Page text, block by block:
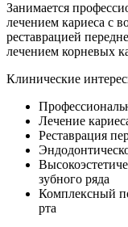
Занимается
лечением кариеса с
реставрацией
лечением корневых
Клинические
Лечение
Реставрация
зубного ряда
Комплексный
рта